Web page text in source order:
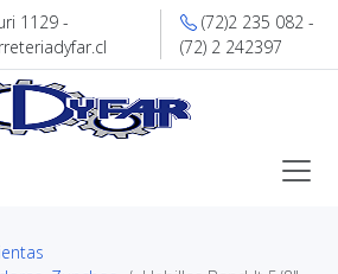
1129 -
(72)2 235 082 -
(72) 2 242397